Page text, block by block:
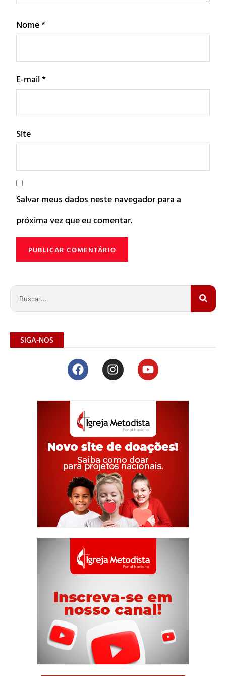
Nome*
E-mail*
Site
Salvar meus dados neste navegador para a
próxima vez que eu comentar.
SIGA-NOS